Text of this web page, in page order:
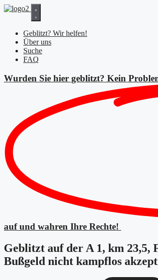
Zum
Geblitzt? Wir helfen!
Über uns
Suche
FAQ
Wurden Sie hier geblitzt? Kein
auf und wahren Ihre Rechte!
Geblitzt auf der A 1, km
Bußgeld nicht kampflos